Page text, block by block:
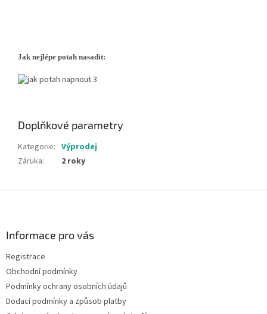
Jak nejlépe potah nasadit:
Doplňkové parametry
Kategorie: Výprodej
Záruka: 2 roky
Informace pro vás
Registrace
Obchodní podmínky
Podmínky ochrany osobních údajů
Dodací podmínky a způsob platby